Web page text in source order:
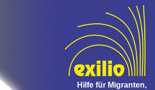
Hilfe für Migranten,